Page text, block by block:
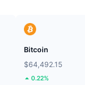
Bitcoin
$64,492.15
0.22%